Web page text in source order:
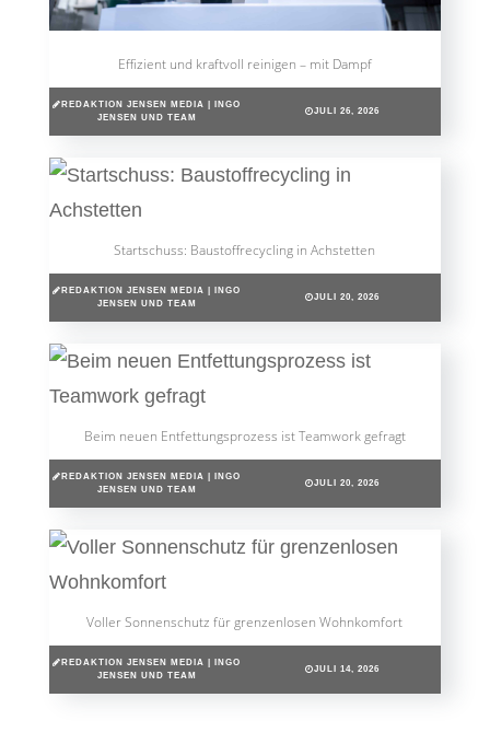
Effizient und kraftvoll reinigen – mit Dampf
REDAKTION JENSEN MEDIA | INGO
JENSEN UND TEAM
JULI 26, 2026
Startschuss: Baustoffrecycling in Achstetten
REDAKTION JENSEN MEDIA | INGO
JENSEN UND TEAM
JULI 20, 2026
Beim neuen Entfettungsprozess ist Teamwork gefragt
REDAKTION JENSEN MEDIA | INGO
JENSEN UND TEAM
JULI 20, 2026
Voller Sonnenschutz für grenzenlosen Wohnkomfort
REDAKTION JENSEN MEDIA | INGO
JENSEN UND TEAM
JULI 14, 2026